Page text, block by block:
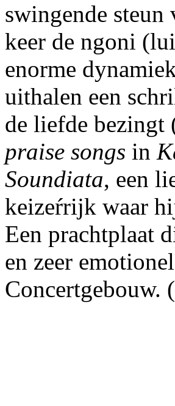
swingende steun
keer de ngoni
enorme
uithalen een
de liefde bezingt
praise songs in
Soundiata, een
keizeŕrijk waar
Een prachtplaat
en zeer
Concertgebouw.